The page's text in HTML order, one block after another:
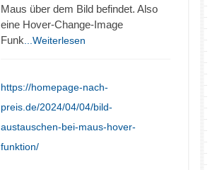
Maus über dem Bild befindet. Also
eine Hover-Change-Image
Funk ...Weiterlesen
https://homepage-nach-
preis.de/2024/04/04/bild-
austauschen-bei-maus-hover-
funktion/